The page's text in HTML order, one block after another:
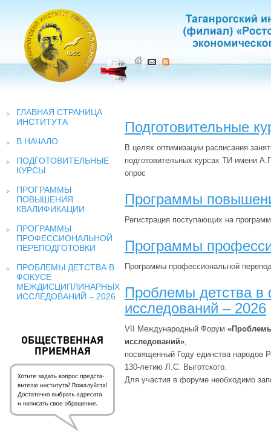
ГЛАВНАЯ СТРАНИЦА
ИНСТИТУТА
В НАЧАЛО
ПОДГОТОВИТЕЛЬНЫЕ
КУРСЫ
ПРОГРАММЫ
ПОВЫШЕНИЯ
КВАЛИФИКАЦИИ
ПРОГРАММЫ
ПРОФЕССИОНАЛЬНОЙ
ПЕРЕПОДГОТОВКИ
ПРОБЛЕМЫ ДЕТСТВА В
ФОКУСЕ
МЕЖДИСЦИПЛИНАРНЫХ
ИССЛЕДОВАНИЙ – 2026
ОБЩЕСТВЕННАЯ
ПРИЕМНАЯ
Подготовительные
В целях оптимизации расписания
подготовительных курсах ТИ имени
опрос
Программы
Регистрация поступающих на
Программы
Программы профессиональной
Проблемы детства
исследований – 2026
VII Международный Форум
исследований»,
посвященный Году единства народов
130-летию Л.С. Выготского.
Для участия в форуме необходимо